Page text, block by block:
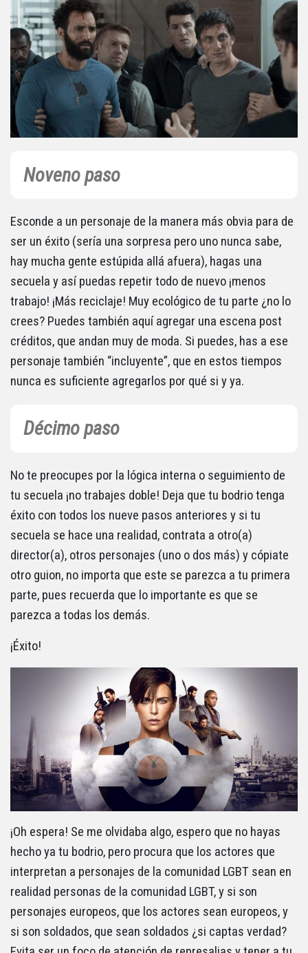
Noveno paso
Esconde a un personaje de la manera más obvia para de
ser un éxito (sería una sorpresa pero uno nunca sabe,
hay mucha gente estúpida allá afuera), hagas una
secuela y así puedas repetir todo de nuevo ¡menos
trabajo! ¡Más reciclaje! Muy ecológico de tu parte ¿no lo
crees? Puedes también aquí agregar una escena post
créditos, que andan muy de moda. Si puedes, has a ese
personaje también “incluyente”, que en estos tiempos
nunca es suficiente agregarlos por qué si y ya.
Décimo paso
No te preocupes por la lógica interna o seguimiento de
tu secuela ¡no trabajes doble! Deja que tu bodrio tenga
éxito con todos los nueve pasos anteriores y si tu
secuela se hace una realidad, contrata a otro(a)
director(a), otros personajes (uno o dos más) y cópiate
otro guion, no importa que este se parezca a tu primera
parte, pues recuerda que lo importante es que se
parezca a todas los demás.
¡Éxito!
¡Oh espera! Se me olvidaba algo, espero que no hayas
hecho ya tu bodrio, pero procura que los actores que
interpretan a personajes de la comunidad LGBT sean en
realidad personas de la comunidad LGBT, y si son
personajes europeos, que los actores sean europeos, y
si son soldados, que sean soldados ¿si captas verdad?